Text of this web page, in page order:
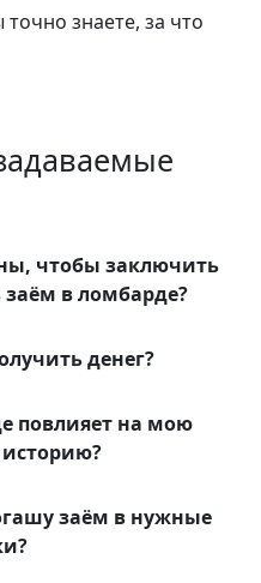
знаете, за что
чтобы заключить
в ломбарде?
денег?
повлияет на мою
заём в нужные